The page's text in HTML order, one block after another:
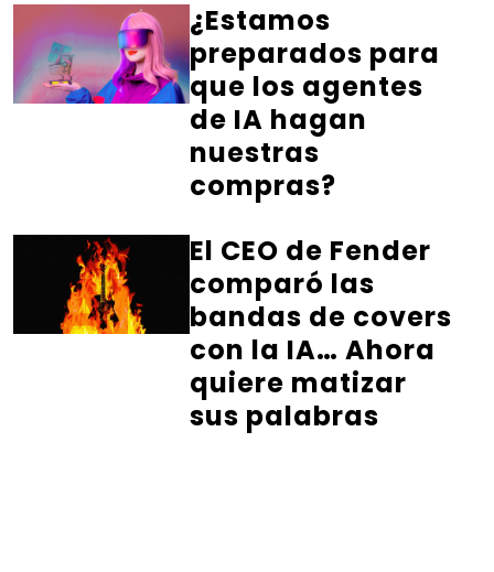
¿Estamos
preparados para
que los agentes
de IA hagan
nuestras
compras?
El CEO de Fender
comparó las
bandas de covers
con la IA… Ahora
quiere matizar
sus palabras